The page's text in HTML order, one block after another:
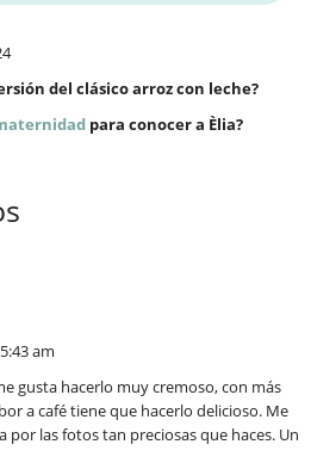
del clásico arroz con leche?
para conocer a Èlia?
am
gusta hacerlo muy cremoso, con más
a café tiene que hacerlo delicioso. Me
por las fotos tan preciosas que haces. Un